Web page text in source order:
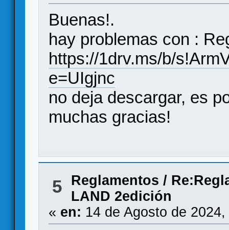
Buenas!.
hay problemas con :
https://1drv.ms/b/
e=UIgjnc
no deja descargar, es
muchas gracias!
5 Reglamentos /
LAND 2edición
« en: 14 de Agosto de